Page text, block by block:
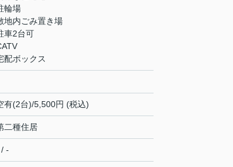
輪場
地内ごみ置き場
車2台可
配ボックス
有(2台)/5,500円 (税込)
二種住居
-